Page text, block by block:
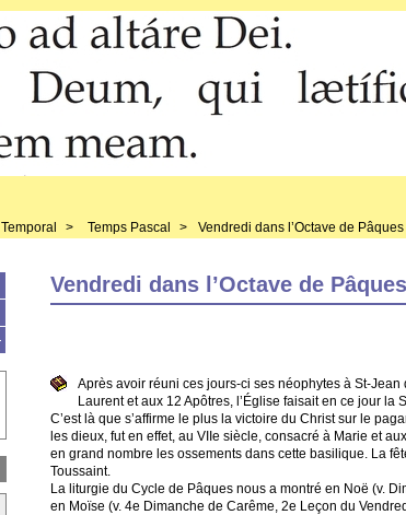
Temporal > Temps Pascal > Vendredi dans l’Octave de Pâques
Vendredi dans l’Octave de Pâques
Après avoir réuni ces jours-ci ses néophytes à St-
Laurent et aux 12 Apôtres, l’Église faisait en ce jour
C’est là que s’affirme le plus la victoire du Christ sur le
les dieux, fut en effet, au VIIe siècle, consacré à Marie et
en grand nombre les ossements dans cette basilique. La
Toussaint.
La liturgie du Cycle de Pâques nous a montré en Noë (v.
en Moïse (v. 4e Dimanche de Carême, 2e Leçon du